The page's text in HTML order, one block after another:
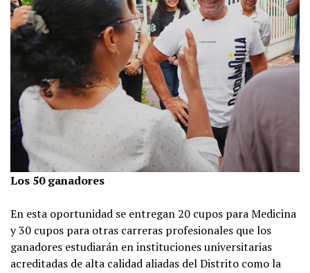
Los 50 ganadores
En esta oportunidad se entregan 20 cupos para Medicina
y 30 cupos para otras carreras profesionales que los
ganadores estudiarán en instituciones universitarias
acreditadas de alta calidad aliadas del Distrito como la